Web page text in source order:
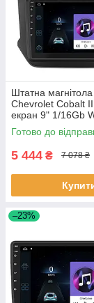
Штатна
Chevrolet Cobalt
екран 9" 1/16Gb
Base Шевроле
Готово до
5 444 ₴ 7 078 ₴
–23%